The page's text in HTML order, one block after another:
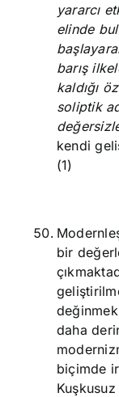
yararcı
elinde
barış
kaldığı
soliptik
kendi
(1)
bir
daha
biçimde